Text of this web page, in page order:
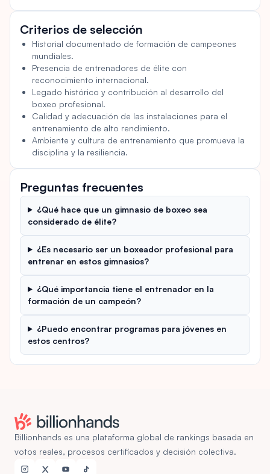
Criterios de selección
Historial documentado de formación de campeones
mundiales.
Presencia de entrenadores de élite con
reconocimiento internacional.
Legado histórico y contribución al desarrollo del
boxeo profesional.
Calidad y adecuación de las instalaciones para el
entrenamiento de alto rendimiento.
Ambiente y cultura de entrenamiento que promueva la
disciplina y la resiliencia.
Preguntas frecuentes
¿Qué hace que un gimnasio de boxeo sea
considerado de élite?
¿Es necesario ser un boxeador profesional para
entrenar en estos gimnasios?
¿Qué importancia tiene el entrenador en la
formación de un campeón?
¿Puedo encontrar programas para jóvenes en
estos centros?
Billionhands es una plataforma global de rankings basada en
votos reales, procesos certificados y decisión colectiva.